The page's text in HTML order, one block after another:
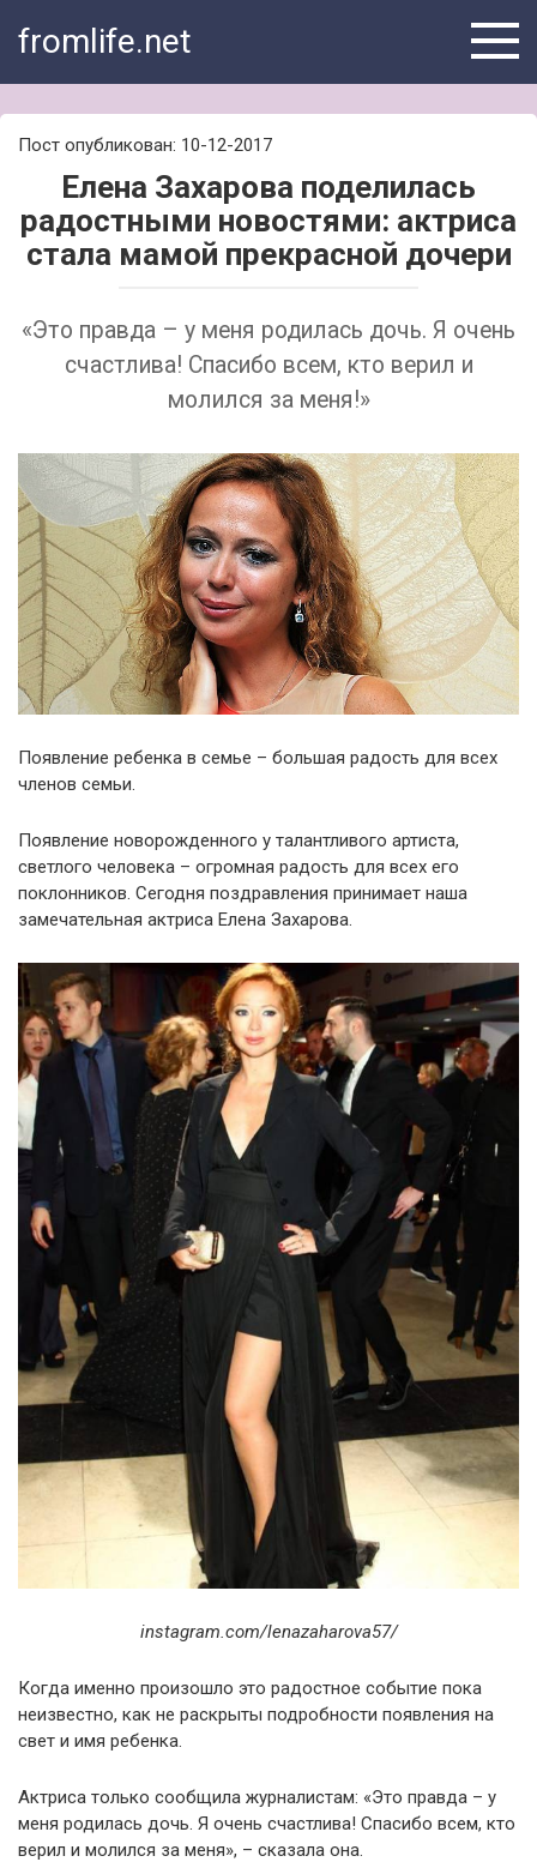
fromlife.net
Пост опубликован: 10-12-2017
Елена Захарова поделилась
радостными новостями: актриса
стала мамой прекрасной дочери
«Это правда – у меня родилась дочь. Я очень
счастлива! Спасибо всем, кто верил и
молился за меня!»
Появление ребенка в семье – большая радость для всех
членов семьи.
Появление новорожденного у талантливого артиста,
светлого человека – огромная радость для всех его
поклонников. Сегодня поздравления принимает наша
замечательная актриса Елена Захарова.
instagram.com/lenazaharova57/
Когда именно произошло это радостное событие пока
неизвестно, как не раскрыты подробности появления на
свет и имя ребенка.
Актриса только сообщила журналистам: «Это правда – у
меня родилась дочь. Я очень счастлива! Спасибо всем, кто
верил и молился за меня», – сказала она.